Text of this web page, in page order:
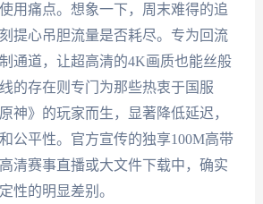
用痛点。想象一下，周末难得的追
提心吊胆流量是否耗尽。专为回流
通道，让超高清的4K画质也能丝般
的存在则专门为那些热衷于国服
神》的玩家而生，显著降低延迟，
公平性。官方宣传的独享100M高带
清赛事直播或大文件下载中，确实
性的明显差别。